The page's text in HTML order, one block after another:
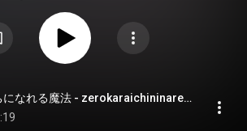
ぜろからいちになれる魔法 - zerokaraichininarerumahou